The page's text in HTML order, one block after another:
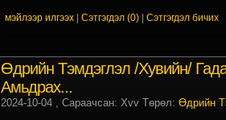
мэйлээр илгээх Сэтгэгдэл (0)| Сэтгэгдэл бичих
Өдрийн Тэмдэглэл /хувийн/
Амьдрах...
2024-10-04, Сараачсан: Xvv Төрөл: Өдрийн